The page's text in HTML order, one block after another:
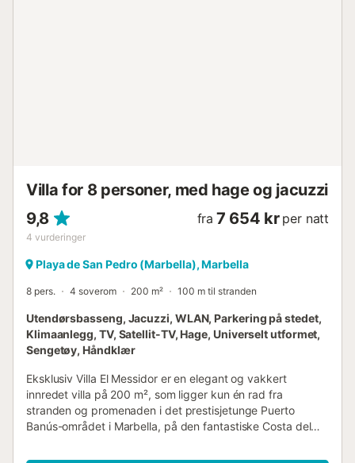
Villa for 8 personer, med hage og jacuzzi
9,8
4 vurderinger
fra 7 654 kr per natt
Playa de San Pedro (Marbella), Marbella
8 pers. 4 soverom 200 m² 100 m til stranden
Utendørsbasseng, Jacuzzi, WLAN, Parkering på stedet,
Klimaanlegg, TV, Satellit-TV, Hage, Universelt utformet,
Sengetøy, Håndklær
Eksklusiv Villa El Messidor er en elegant og vakkert
innredet villa på 200 m², som ligger kun én rad fra
stranden og promenaden i det prestisjetunge Puerto
Banús-området i Marbella, på den fantastiske Costa del
grupper på opptil 8 gjester som søker en uforglemmelig